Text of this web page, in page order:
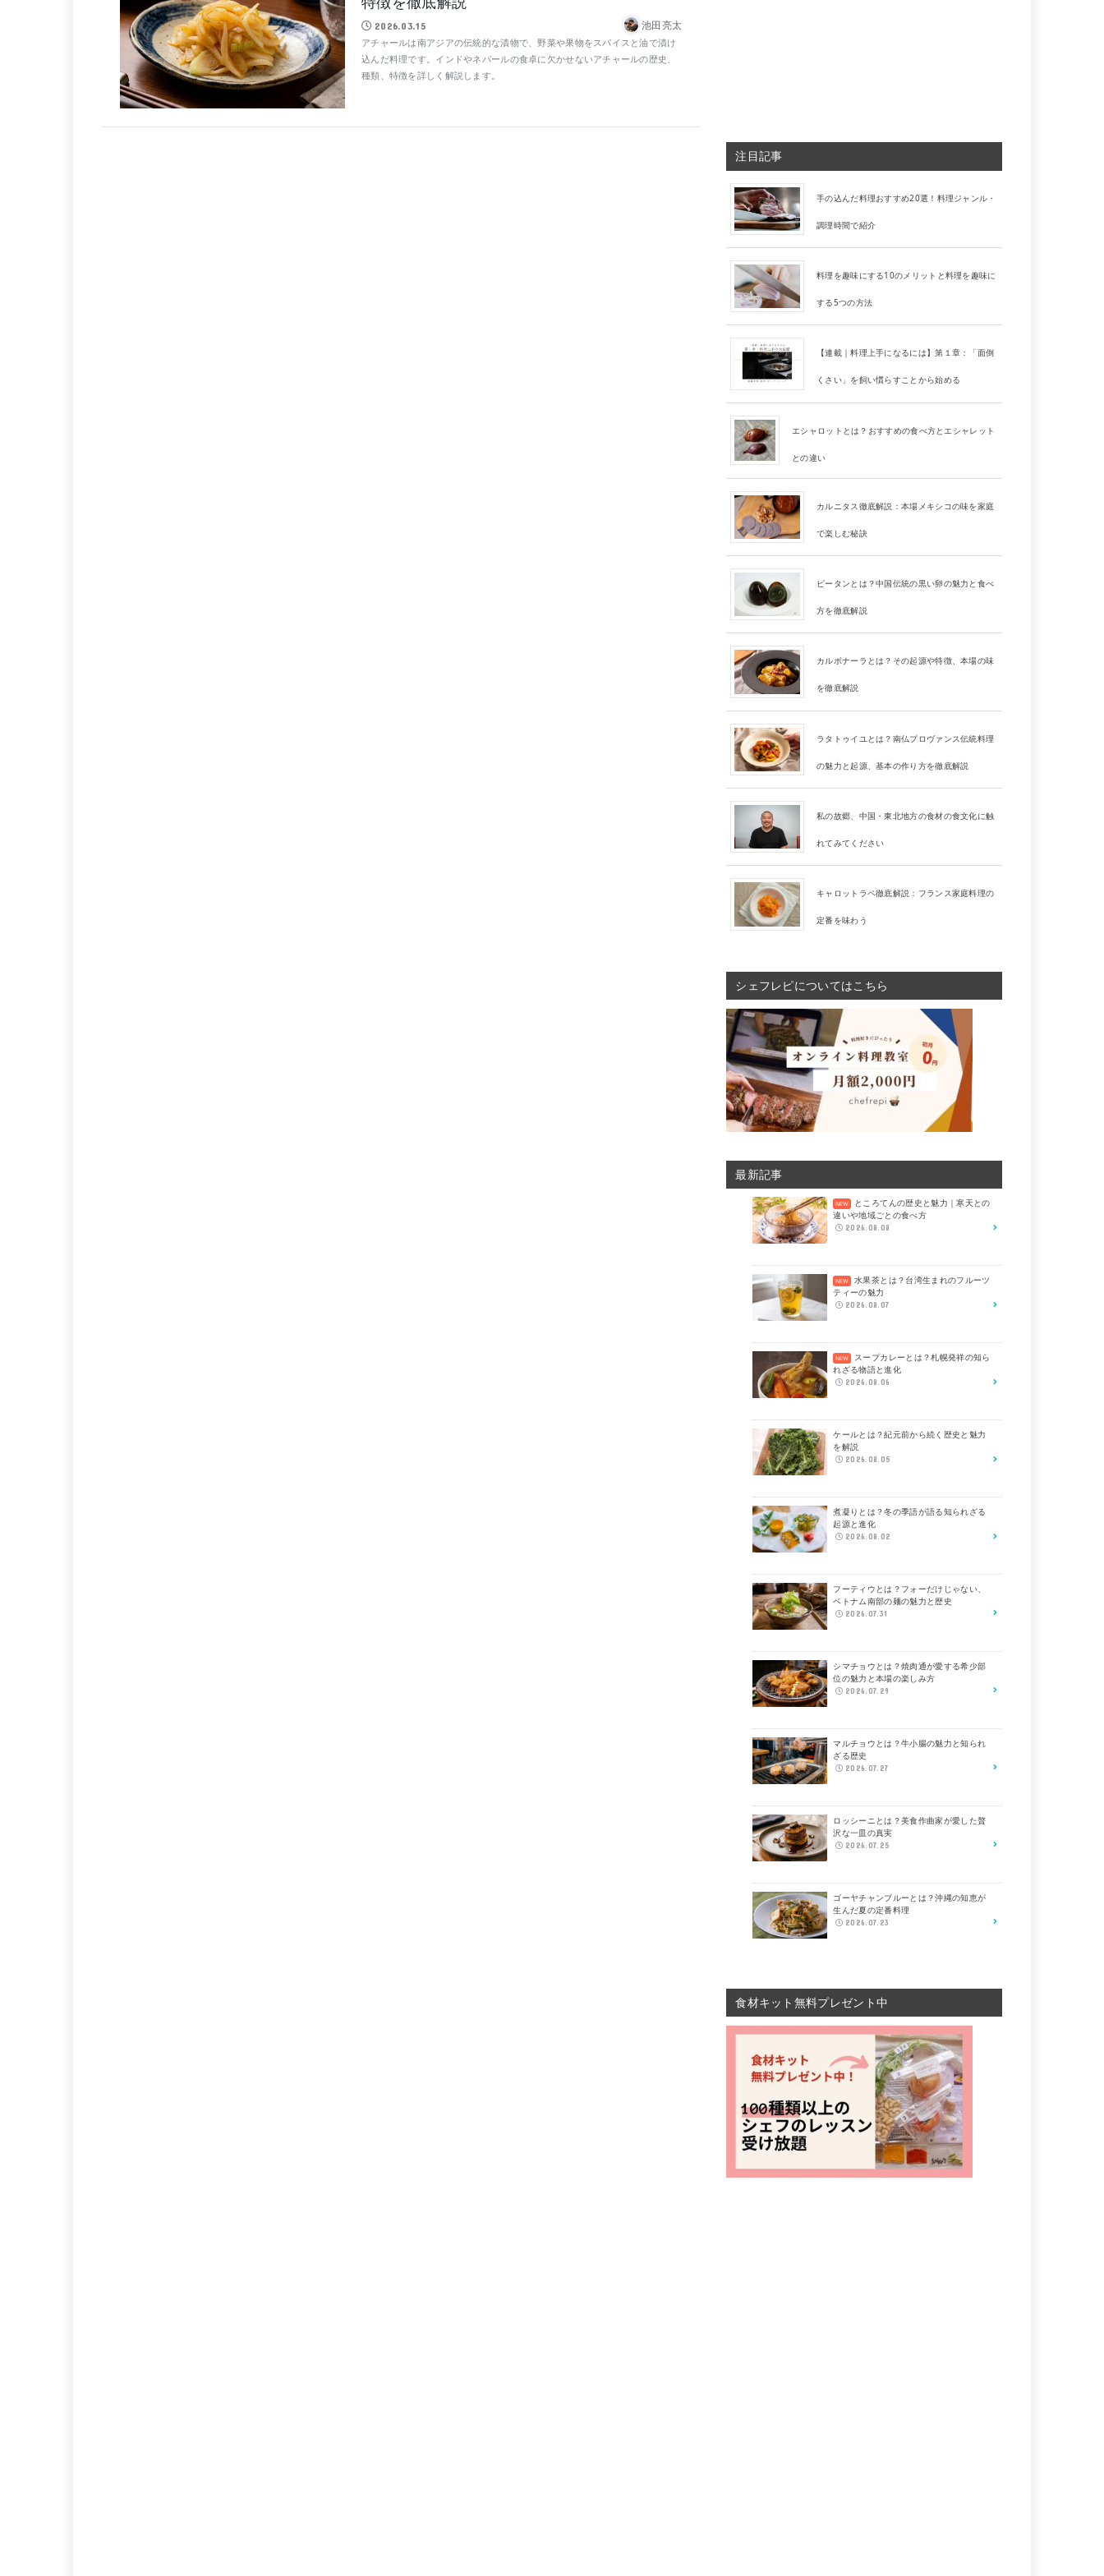
2026.03.15 池田亮太
アチャールは南アジアの伝統的な漬物で、野菜や果物をスパイスと油で漬け
込んだ料理です。インドやネパールの食卓に欠かせないアチャールの歴史、
種類、特徴を詳しく解説します。
注目記事
手の込んだ料理おすすめ20選！料理ジャンル・
調理時間で紹介
料理を趣味にする10のメリットと料理を趣味に
する5つの方法
【連載｜料理上手になるには】第１章：「面倒
くさい」を飼い慣らすことから始める
エシャロットとは？おすすめの食べ方とエシャレット
との違い
カルニタス徹底解説：本場メキシコの味を家庭
で楽しむ秘訣
ピータンとは？中国伝統の黒い卵の魅力と食べ
方を徹底解説
カルボナーラとは？その起源や特徴、本場の味
を徹底解説
ラタトゥイユとは？南仏プロヴァンス伝統料理
の魅力と起源、基本の作り方を徹底解説
私の故郷、中国・東北地方の食材の食文化に触
れてみてください
キャロットラペ徹底解説：フランス家庭料理の
定番を味わう
シェフレピについてはこちら
最新記事
ところてんの歴史と魅力｜寒天との
違いや地域ごとの食べ方
2026.08.08
水果茶とは？台湾生まれのフルーツ
ティーの魅力
2026.08.07
スープカレーとは？札幌発祥の知ら
れざる物語と進化
2026.08.06
ケールとは？紀元前から続く歴史と魅力
を解説
2026.08.05
煮凝りとは？冬の季語が語る知られざる
起源と進化
2026.08.02
フーティウとは？フォーだけじゃない、
ベトナム南部の麺の魅力と歴史
2026.07.31
シマチョウとは？焼肉通が愛する希少部
位の魅力と本場の楽しみ方
2026.07.29
マルチョウとは？牛小腸の魅力と知られ
ざる歴史
2026.07.27
ロッシーニとは？美食作曲家が愛した贅
沢な一皿の真実
2026.07.25
ゴーヤチャンプルーとは？沖縄の知恵が
生んだ夏の定番料理
2026.07.23
食材キット無料プレゼント中